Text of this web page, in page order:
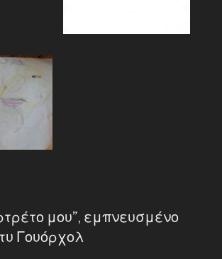
μου”, εμπνευσμένο
Γουόρχολ